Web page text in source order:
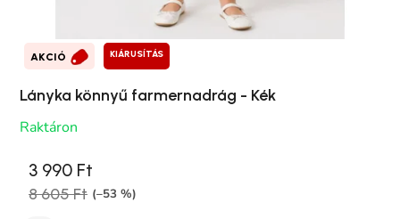
AKCIÓ KIÁRUSÍTÁS
Lányka könnyű farmernadrág - Kék
Raktáron
3 990 Ft
8 605 Ft (–53 %)